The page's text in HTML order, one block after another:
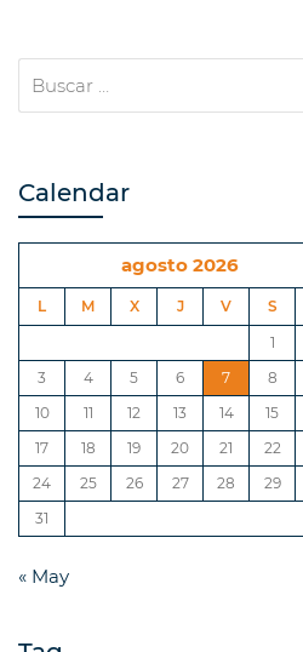
Calendar
agosto 2026
L M X J V S
1
3
4 5 6 7 8
10
11 12 13 14 15
17
18 19 20 21 22
24
25 26 27 28 29
31
« May